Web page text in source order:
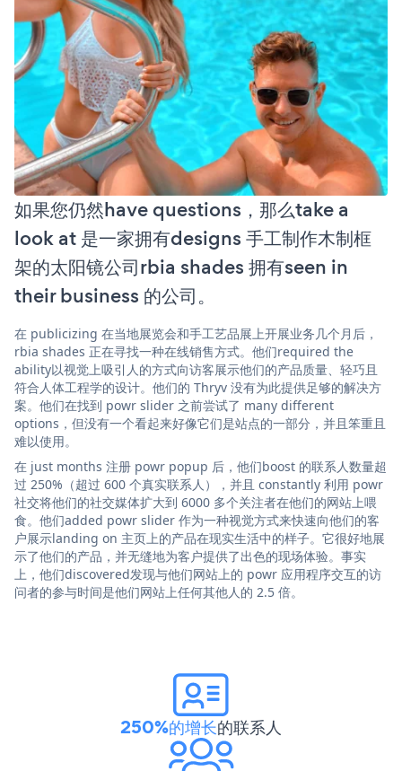
如果您仍然have questions，那么take a
look at 是一家拥有designs 手工制作木制框
架的太阳镜公司rbia shades 拥有seen in
their business 的公司。
在 publicizing 在当地展览会和手工艺品展上开展业务几个月后，
rbia shades 正在寻找一种在线销售方式。他们required the
ability以视觉上吸引人的方式向访客展示他们的产品质量、轻巧且
符合人体工程学的设计。他们的 Thryv 没有为此提供足够的解决方
案。他们在找到 powr slider 之前尝试了 many different
options，但没有一个看起来好像它们是站点的一部分，并且笨重且
难以使用。
在 just months 注册 powr popup 后，他们boost 的联系人数量超
过 250%（超过 600 个真实联系人），并且 constantly 利用 powr
社交将他们的社交媒体扩大到 6000 多个关注者在他们的网站上喂
食。他们added powr slider 作为一种视觉方式来快速向他们的客
户展示landing on 主页上的产品在现实生活中的样子。它很好地展
示了他们的产品，并无缝地为客户提供了出色的现场体验。事实
上，他们discovered发现与他们网站上的 powr 应用程序交互的访
问者的参与时间是他们网站上任何其他人的 2.5 倍。
250%的增长的联系人